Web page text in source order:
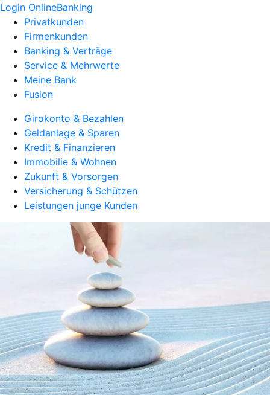
Login OnlineBanking
Privatkunden
Firmenkunden
Banking & Verträge
Service & Mehrwerte
Meine Bank
Fusion
Girokonto & Bezahlen
Geldanlage & Sparen
Kredit & Finanzieren
Immobilie & Wohnen
Zukunft & Vorsorgen
Versicherung & Schützen
Leistungen junge Kunden